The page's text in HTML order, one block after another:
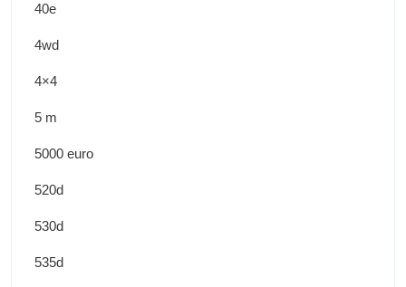
40e
4wd
4×4
5 m
5000 euro
520d
530d
535d